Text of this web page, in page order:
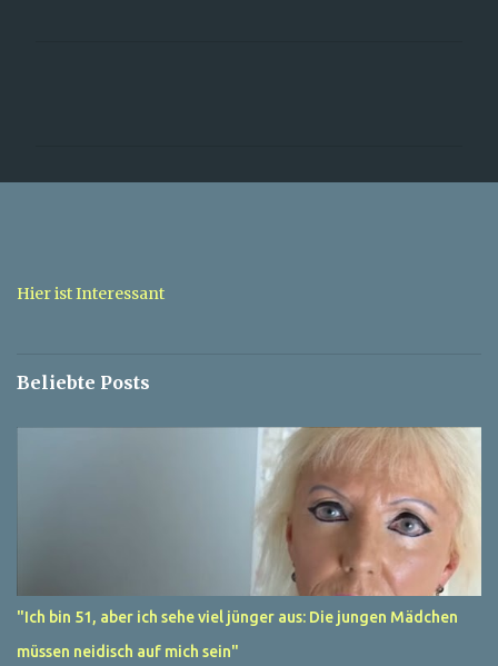
a
Hier ist Interessant
Beliebte Posts
"Ich bin 51, aber ich sehe viel jünger aus: Die jungen Mädchen
müssen neidisch auf mich sein"